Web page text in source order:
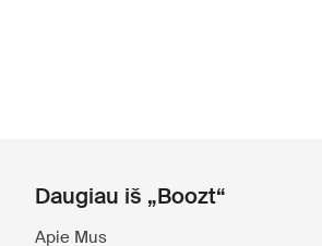
Daugiau iš „Boozt“
Apie Mus